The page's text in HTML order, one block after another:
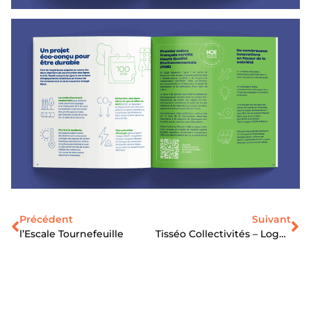
Précédent
l’Escale Tournefeuille
Suivant
Tisséo Collectivités – Logos Projet Ligne C